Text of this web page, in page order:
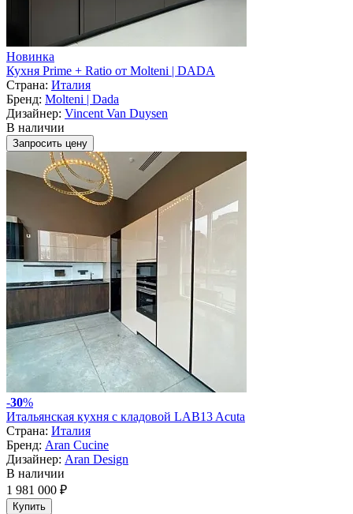
Новинка
Кухня Prime + Ratio от Molteni | DADA
Страна: Италия
Бренд: Molteni | Dada
Дизайнер: Vincent Van Duysen
В наличии
Запросить цену
-30%
Итальянская кухня с кладовой LAB13 Acuta
Страна: Италия
Бренд: Aran Cucine
Дизайнер: Aran Design
В наличии
1 981 000 ₽
Купить